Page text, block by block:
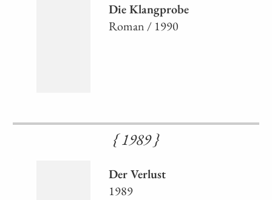
Die Klangprobe
Roman / 1990
{ 1989 }
Der Verlust
1989